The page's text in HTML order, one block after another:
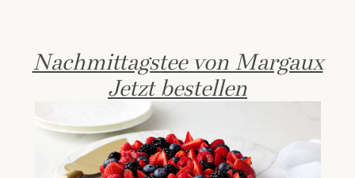
Nachmittagstee von Margaux
Jetzt bestellen